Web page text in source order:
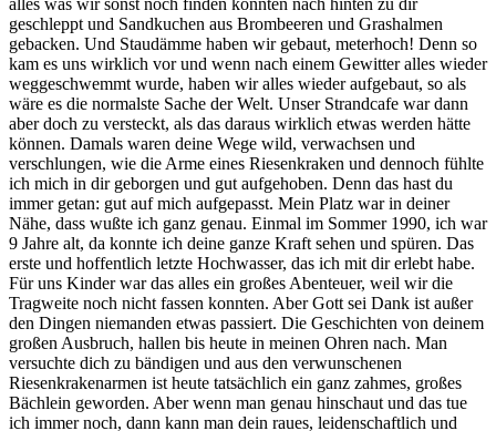
geschleppt und Sandkuchen aus Brombeeren und Grashalmen
gebacken. Und Staudämme haben wir gebaut, meterhoch! Denn so
kam es uns wirklich vor und wenn nach einem Gewitter alles wieder
weggeschwemmt wurde, haben wir alles wieder aufgebaut, so als
wäre es die normalste Sache der Welt. Unser Strandcafe war dann
aber doch zu versteckt, als das daraus wirklich etwas werden hätte
können. Damals waren deine Wege wild, verwachsen und
verschlungen, wie die Arme eines Riesenkraken und dennoch fühlte
ich mich in dir geborgen und gut aufgehoben. Denn das hast du
immer getan: gut auf mich aufgepasst. Mein Platz war in deiner
Nähe, dass wußte ich ganz genau. Einmal im Sommer 1990, ich war
9 Jahre alt, da konnte ich deine ganze Kraft sehen und spüren. Das
erste und hoffentlich letzte Hochwasser, das ich mit dir erlebt habe.
Für uns Kinder war das alles ein großes Abenteuer, weil wir die
Tragweite noch nicht fassen konnten. Aber Gott sei Dank ist außer
den Dingen niemanden etwas passiert. Die Geschichten von deinem
großen Ausbruch, hallen bis heute in meinen Ohren nach. Man
versuchte dich zu bändigen und aus den verwunschenen
Riesenkrakenarmen ist heute tatsächlich ein ganz zahmes, großes
Bächlein geworden. Aber wenn man genau hinschaut und das tue
ich immer noch, dann kann man dein raues, leidenschaftlich und